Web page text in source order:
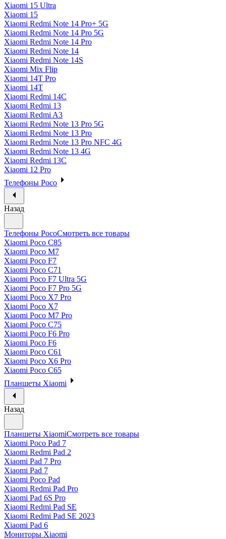
Xiaomi 15 Ultra
Xiaomi 15
Xiaomi Redmi Note 14 Pro+ 5G
Xiaomi Redmi Note 14 Pro 5G
Xiaomi Redmi Note 14 Pro
Xiaomi Redmi Note 14
Xiaomi Redmi Note 14S
Xiaomi Mix Flip
Xiaomi 14T Pro
Xiaomi 14T
Xiaomi Redmi 14C
Xiaomi Redmi 13
Xiaomi Redmi A3
Xiaomi Redmi Note 13 Pro 5G
Xiaomi Redmi Note 13 Pro
Xiaomi Redmi Note 13 Pro NFC 4G
Xiaomi Redmi Note 13 4G
Xiaomi Redmi 13C
Xiaomi 12 Pro
Телефоны Poco
Назад
Телефоны PocoСмотреть все товары
Xiaomi Poco C85
Xiaomi Poco M7
Xiaomi Poco F7
Xiaomi Poco C71
Xiaomi Poco F7 Ultra 5G
Xiaomi Poco F7 Pro 5G
Xiaomi Poco X7 Pro
Xiaomi Poco X7
Xiaomi Poco M7 Pro
Xiaomi Poco C75
Xiaomi Poco F6 Pro
Xiaomi Poco F6
Xiaomi Poco C61
Xiaomi Poco X6 Pro
Xiaomi Poco C65
Планшеты Xiaomi
Назад
Планшеты XiaomiСмотреть все товары
Xiaomi Poco Pad 7
Xiaomi Redmi Pad 2
Xiaomi Pad 7 Pro
Xiaomi Pad 7
Xiaomi Poco Pad
Xiaomi Redmi Pad Pro
Xiaomi Pad 6S Pro
Xiaomi Redmi Pad SE
Xiaomi Redmi Pad SE 2023
Xiaomi Pad 6
Мониторы Xiaomi